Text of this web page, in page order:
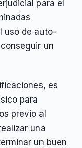
para el
uso de auto-
un
es
para
previo al
una
un buen